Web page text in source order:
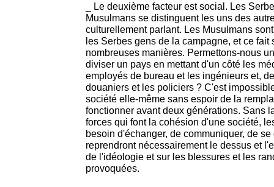
_ Le deuxième facteur est social. Les
Musulmans se distinguent les uns des
culturellement parlant. Les Musulmans
les Serbes gens de la campagne, et ce
nombreuses manières. Permettons-nous
diviser un pays en mettant d'un côté les
employés de bureau et les ingénieurs et,
douaniers et les policiers ? C'est
société elle-même sans espoir de la
fonctionner avant deux générations. Sans
forces qui font la cohésion d'une société,
besoin d'échanger, de communiquer, de
reprendront nécessairement le dessus et
de l'idéologie et sur les blessures et les
provoquées.